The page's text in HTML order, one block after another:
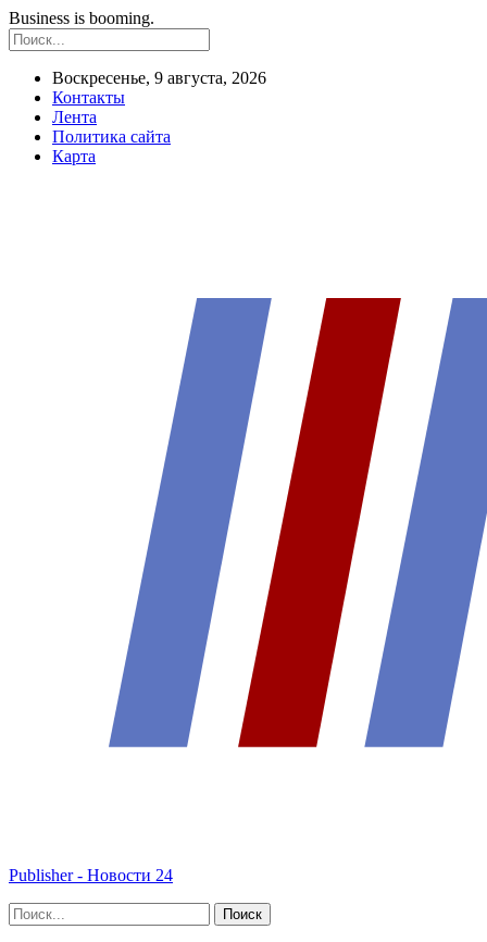
Business is booming.
Воскресенье, 9 августа, 2026
Контакты
Лента
Политика сайта
Карта
Publisher - Новости 24